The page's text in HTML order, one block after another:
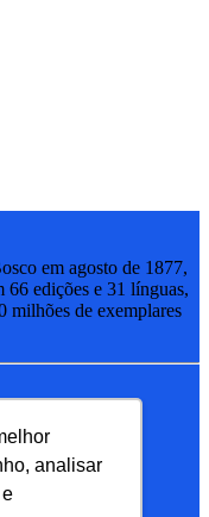
analisar
em agosto de 1877,
66 edições e 31 línguas,
milhões de exemplares